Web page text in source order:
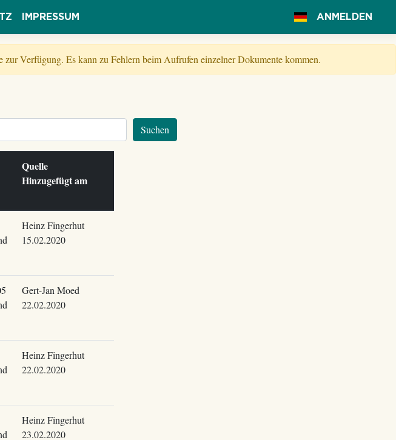
IMPRESSUM ANMELDEN
Verfügung. Es kann zu Fehlern beim Aufrufen einzelner Dokumente kommen.
Suchen
Quelle
Hinzugefügt am
Heinz Fingerhut
15.02.2020
Gert-Jan Moed
22.02.2020
Heinz Fingerhut
22.02.2020
Heinz Fingerhut
23.02.2020